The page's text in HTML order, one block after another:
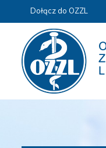
Dołącz do OZZL